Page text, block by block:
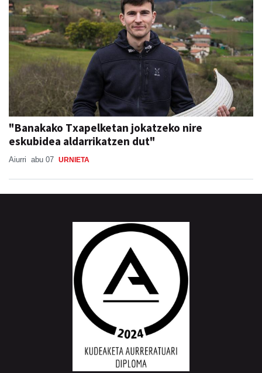
"Banakako Txapelketan jokatzeko nire
eskubidea aldarrikatzen dut"
Aiurri abu 07 URNIETA